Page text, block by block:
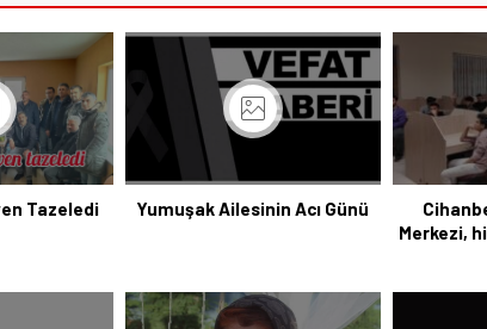
Tazeledi Yumuşak Ailesinin Acı Günü
Merkezi,